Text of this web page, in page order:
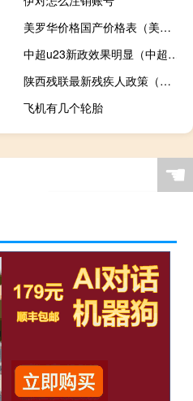
美罗华价格国产价格表（美罗华价格）
中超u23新政效果明显（中超u23新政是什么）
陕西残联最新残疾人政策（陕西残联）
飞机有几个轮胎
☚